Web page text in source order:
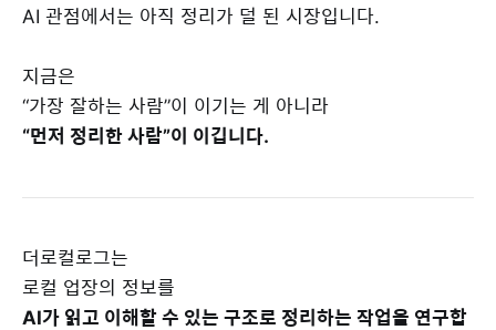
AI 관점에서는 아직 정리가 덜 된 시장입니다.
지금은
“가장 잘하는 사람”이 이기는 게 아니라
“먼저 정리한 사람”이 이깁니다.
더로컬로그는
로컬 업장의 정보를
AI가 읽고 이해할 수 있는 구조로 정리하는 작업을 연구합